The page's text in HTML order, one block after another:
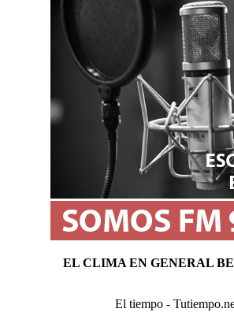
EL CLIMA EN GENERAL
El tiempo -